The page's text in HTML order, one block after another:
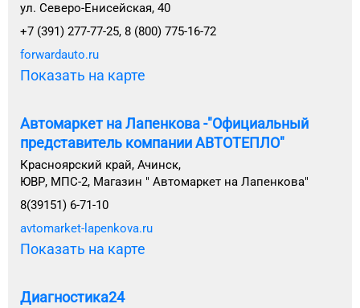
ул. Северо-Енисейская, 40
+7 (391) 277-77-25, 8 (800) 775-16-72
forwardauto.ru
Показать на карте
Автомаркет на Лапенкова -"Официальный
представитель компании АВТОТЕПЛО"
Красноярский край, Ачинск,
ЮВР, МПС-2, Магазин " Автомаркет на Лапенкова"
8(39151) 6-71-10
avtomarket-lapenkova.ru
Показать на карте
Диагностика24